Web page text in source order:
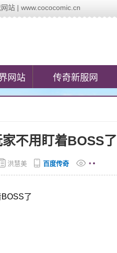
站 | www.cococomic.cn
网站 传奇新服网
不用盯着BOSS了
洪慧美 百度传奇
了